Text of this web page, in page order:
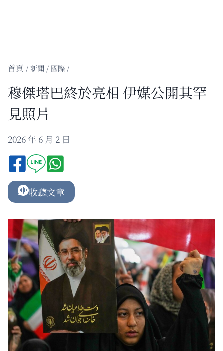
/新聞 / 國際 /
穆傑塔巴終於亮相 伊媒公開其罕
見照片
2026 年 6 月 2 日
收聽文章